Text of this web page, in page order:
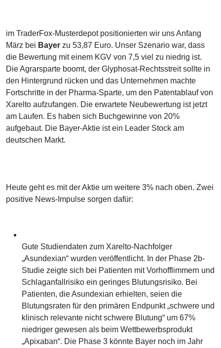
im TraderFox-Musterdepot positionierten wir uns Anfang
März bei Bayer zu 53,87 Euro. Unser Szenario war, dass
die Bewertung mit einem KGV von 7,5 viel zu niedrig ist.
Die Agrarsparte boomt, der Glyphosat-Rechtsstreit sollte in
den Hintergrund rücken und das Unternehmen machte
Fortschritte in der Pharma-Sparte, um den Patentablauf von
Xarelto aufzufangen. Die erwartete Neubewertung ist jetzt
am Laufen. Es haben sich Buchgewinne von 20%
aufgebaut. Die Bayer-Aktie ist ein Leader Stock am
deutschen Markt.
Heute geht es mit der Aktie um weitere 3% nach oben. Zwei
positive News-Impulse sorgen dafür:
Gute Studiendaten zum Xarelto-Nachfolger
„Asundexian“ wurden veröffentlicht. In der Phase 2b-
Studie zeigte sich bei Patienten mit Vorhofflimmern und
Schlaganfallrisiko ein geringes Blutungsrisiko. Bei
Patienten, die Asundexian erhielten, seien die
Blutungsraten für den primären Endpunkt „schwere und
klinisch relevante nicht schwere Blutung“ um 67%
niedriger gewesen als beim Wettbewerbsprodukt
„Apixaban“. Die Phase 3 könnte Bayer noch im Jahr